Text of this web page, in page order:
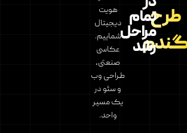
طرحتمام
مراحل
رشد
هویت
دیجیتال
شماییم.
عکاسی
صنعتی،
طراحی وب
و سئو در
یک مسیر
واحد.